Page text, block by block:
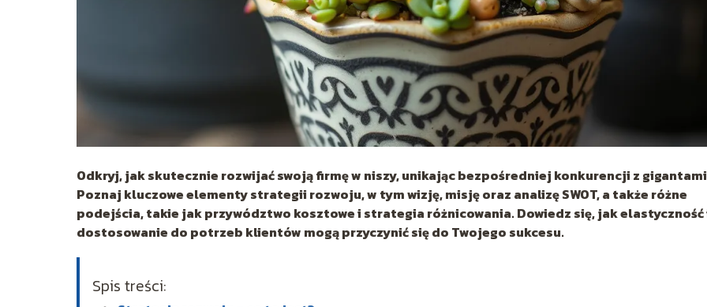
Odkryj, jak skutecznie rozwijać swoją firmę w niszy, unikając bezpośredniej konkurencji z
Poznaj kluczowe elementy strategii rozwoju, w tym wizję, misję oraz analizę SWOT, a także różne
podejścia, takie jak przywództwo kosztowe i strategia różnicowania. Dowiedz się, jak elastyczność
dostosowanie do potrzeb klientów mogą przyczynić się do Twojego sukcesu.
Spis treści: